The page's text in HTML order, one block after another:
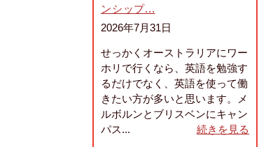
ンシップ...
2026年7月31日
せっかくオーストラリアにワー
ホリで行くなら、英語を勉強す
るだけでなく、英語を使って働
きたい方が多いと思います。メ
ルボルンとブリスベンにキャン
パス...
続きを見る